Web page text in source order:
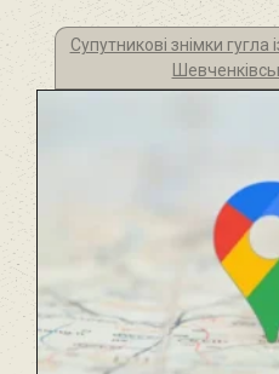
Супутникові знімки